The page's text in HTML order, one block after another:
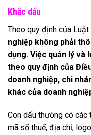
Khắc dấu
Theo quy định của
nghiệp không phải
dụng. Việc quản lý và
theo quy định của
doanh nghiệp, chi
khác của doanh
Con dấu thường có các
mã số thuế, địa chỉ,